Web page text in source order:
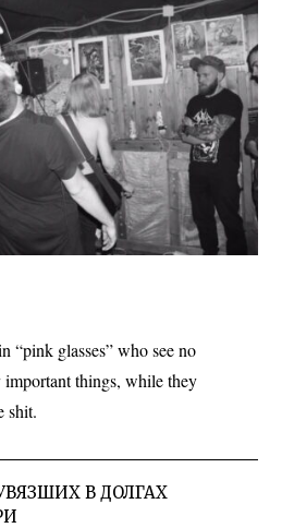
“pink glasses” who see no
things, while they
shit.
В ДОЛГАХ